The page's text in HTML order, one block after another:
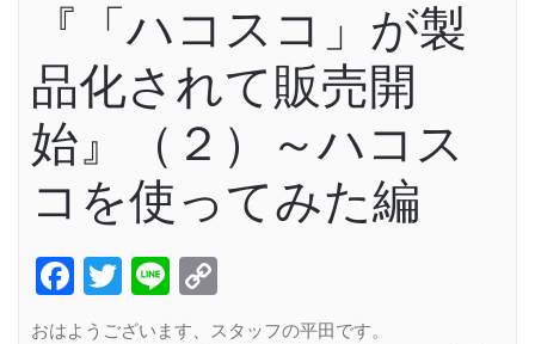
『「ハコスコ」が製
品化されて販売開
始』（２）～ハコス
コを使ってみた編
Facebook
Twitter
Line
Link
おはようございます、スタッフの平田です。